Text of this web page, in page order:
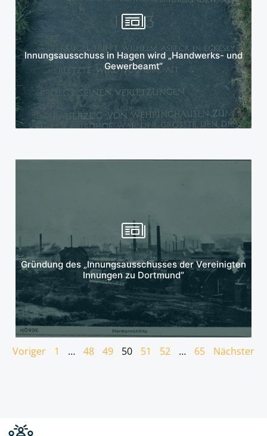
Innungsausschuss in Hagen wird „Handwerks- und
Gewerbeamt“
Mehr erfahren
Gründung des „Innungsausschusses der Vereinigten
Innungen zu Dortmund“
Mehr erfahren
Voriger 1 … 48 49 50 51 52 … 65 Nächster